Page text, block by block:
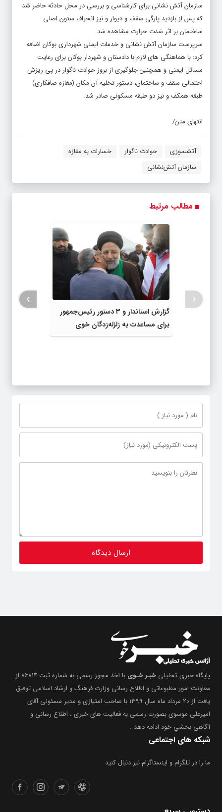
سازمان آتش نشانی برای کارشناسی و بررسی در محل حادثه حاضر شد
که پس از بازدید پارگی سقف و دیوار و نیز انحراف ستون اصلی
ساختمان بر اثر شدت حرارت مشاهده شد.
سرپرست سازمان آتش نشانی و خدمات ایمنی شهرداری بوکان اضافه
کرد: با هماهنگی های لازم با دادستان و شهردار بوکان برای رعایت
مسائل ایمنی و همچنین جلوگیری از بروز حوادث ناگوار در پی ریزش
احتمالی سقف و ساختمان، دستور تخلیه آن مکان (مغازه صافکاری)
طبقه همکف و نیز دو طبقه مسکونی صادر شد.
انتهای متن/
آتشسوزی حوادث ناگوار
خسارات به مغازه
سازمان آتش‌نشانی
مطالب مرتبط
گزارش استاندار و ۳ دستور رئیس‌جمهور
برای مساعدت به زلزله‌زدگان خوی
‹
›
پایگاه خبری تحلیلی خبـر خـوی
با اخذ مجوز رسمی به شماره ثبت ۸۶۸۱۴ از
معاونت امور مطبوعاتی و اطلاع رسانی وزارت فرهنگ و ارشاد اسلامی توفیق
یافت از ۲۰ مرداد ماه سال ۱۳۹۹ با صاحب امتیازی و مدیر مسئولی آقای
امیرعلی موسوی بصورت رسمی به فعالیت های خبری ، اطلاع رسانی و
آگاهی بخشیِ خود ادامه دهد .
شبکه های اجتماعی
ما را در تلگرام و اینستاگرام نیز دنبال کنید